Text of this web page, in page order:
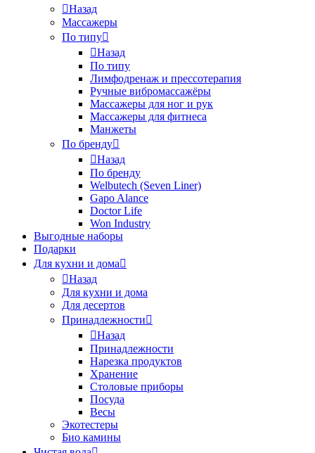
Назад
Массажеры
По типу
Назад
По типу
Лимфодренаж и прессотерапия
Ручные вибромассажёры
Массажеры для ног и рук
Массажеры для фитнеса
Манжеты
По бренду
Назад
По бренду
Welbutech (Seven Liner)
Gapo Alance
Doctor Life
Won Industry
Выгодные наборы
Подарки
Для кухни и дома
Назад
Для кухни и дома
Для десертов
Принадлежности
Назад
Принадлежности
Нарезка продуктов
Хранение
Столовые приборы
Посуда
Весы
Экотестеры
Био камины